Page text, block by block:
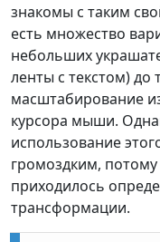
знакомы с таким
есть множество
небольших
ленты с текстом) до
масштабирование
курсора мыши.
использование
громоздким,
приходилось
трансформации.